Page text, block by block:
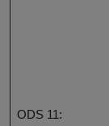
ODS 11: